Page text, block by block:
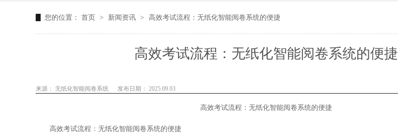
您的位置： 首页 > 新闻资讯 > 高效考试流程：无纸化智能阅卷系统的便捷
高效考试流程：无纸化智能阅卷系统的便捷
来源： 无纸化智能阅卷系统 发布日期： 2025.09.03
高效考试流程：无纸化智能阅卷系统的便捷
高效考试流程：无纸化智能阅卷系统的便捷